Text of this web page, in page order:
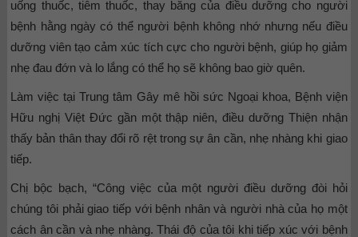
uống thuốc, tiêm thuốc, thay băng của điều dưỡng cho người
bệnh hằng ngày có thể người bệnh không nhớ nhưng nếu điều
dưỡng viên tạo cảm xúc tích cực cho người bệnh, giúp họ giảm
nhẹ đau đớn và lo lắng có thể họ sẽ không bao giờ quên.
Làm việc tại Trung tâm Gây mê hồi sức Ngoại khoa, Bệnh viện
Hữu nghị Việt Đức gần một thập niên, điều dưỡng Thiện nhận
thấy bản thân thay đổi rõ rệt trong sự ân cần, nhẹ nhàng khi giao
tiếp.
Chị bộc bạch, “Công việc của một người điều dưỡng đòi hỏi
chúng tôi phải giao tiếp với bệnh nhân và người nhà của họ một
cách ân cần và nhẹ nhàng. Thái độ của tôi khi tiếp xúc với bệnh